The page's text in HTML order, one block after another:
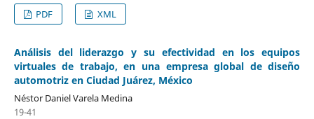
PDF
XML
Análisis del liderazgo y su efectividad en los equipos
virtuales de trabajo, en una empresa global de diseño
automotriz en Ciudad Juárez, México
Néstor Daniel Varela Medina
19-41